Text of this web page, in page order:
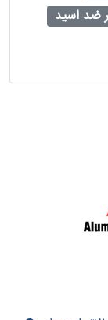
ضد اسید